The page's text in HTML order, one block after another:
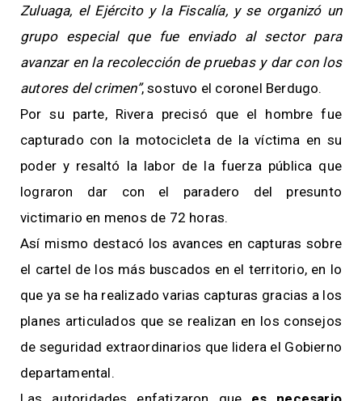
Zuluaga, el Ejército y la Fiscalía, y se organizó un
grupo especial que fue enviado al sector para
avanzar en la recolección de pruebas y dar con los
autores del crimen”, sostuvo el coronel Berdugo.
Por su parte, Rivera precisó que el hombre fue
capturado con la motocicleta de la víctima en su
poder y resaltó la labor de la fuerza pública que
lograron dar con el paradero del presunto
victimario en menos de 72 horas.
Así mismo destacó los avances en capturas sobre
el cartel de los más buscados en el territorio, en lo
que ya se ha realizado varias capturas gracias a los
planes articulados que se realizan en los consejos
de seguridad extraordinarios que lidera el Gobierno
departamental.